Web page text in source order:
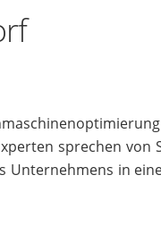
sprechen von
Unternehmens in